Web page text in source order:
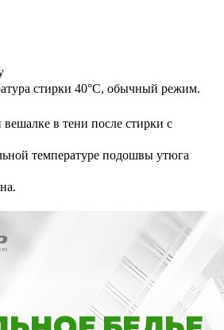
стирки 40°C, обычный режим.
в тени после стирки с
температуре подошвы утюга